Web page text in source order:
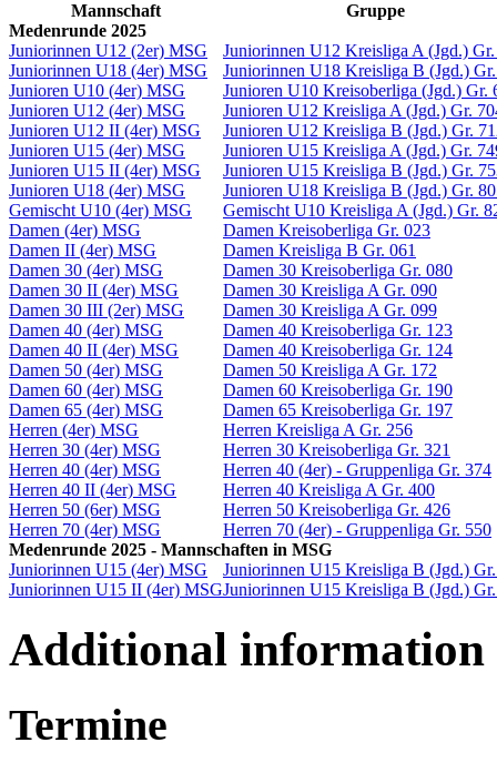
Mannschaft
Gruppe
Medenrunde 2025
Juniorinnen U12 (2er) MSG
Juniorinnen U12 Kreisliga A (Jgd.)
Juniorinnen U18 (4er) MSG
Juniorinnen U18 Kreisliga B (Jgd.)
Junioren U10 (4er) MSG
Junioren U10 Kreisoberliga (Jgd.) Gr.
Junioren U12 (4er) MSG
Junioren U12 Kreisliga A (Jgd.) Gr.
Junioren U12 II (4er) MSG
Junioren U12 Kreisliga B (Jgd.) Gr.
Junioren U15 (4er) MSG
Junioren U15 Kreisliga A (Jgd.) Gr.
Junioren U15 II (4er) MSG
Junioren U15 Kreisliga B (Jgd.) Gr.
Junioren U18 (4er) MSG
Junioren U18 Kreisliga B (Jgd.) Gr.
Gemischt U10 (4er) MSG
Gemischt U10 Kreisliga A (Jgd.) Gr.
Damen (4er) MSG
Damen Kreisoberliga Gr. 023
Damen II (4er) MSG
Damen Kreisliga B Gr. 061
Damen 30 (4er) MSG
Damen 30 Kreisoberliga Gr. 080
Damen 30 II (4er) MSG
Damen 30 Kreisliga A Gr. 090
Damen 30 III (2er) MSG
Damen 30 Kreisliga A Gr. 099
Damen 40 (4er) MSG
Damen 40 Kreisoberliga Gr. 123
Damen 40 II (4er) MSG
Damen 40 Kreisoberliga Gr. 124
Damen 50 (4er) MSG
Damen 50 Kreisliga A Gr. 172
Damen 60 (4er) MSG
Damen 60 Kreisoberliga Gr. 190
Damen 65 (4er) MSG
Damen 65 Kreisoberliga Gr. 197
Herren (4er) MSG
Herren Kreisliga A Gr. 256
Herren 30 (4er) MSG
Herren 30 Kreisoberliga Gr. 321
Herren 40 (4er) MSG
Herren 40 (4er) - Gruppenliga Gr. 374
Herren 40 II (4er) MSG
Herren 40 Kreisliga A Gr. 400
Herren 50 (6er) MSG
Herren 50 Kreisoberliga Gr. 426
Herren 70 (4er) MSG
Herren 70 (4er) - Gruppenliga Gr. 550
Medenrunde 2025 - Mannschaften in MSG
Juniorinnen U15 (4er) MSG
Juniorinnen U15 Kreisliga B (Jgd.)
Juniorinnen U15 II (4er) MSGJuniorinnen U15 Kreisliga B (Jgd.)
Additional information
Termine